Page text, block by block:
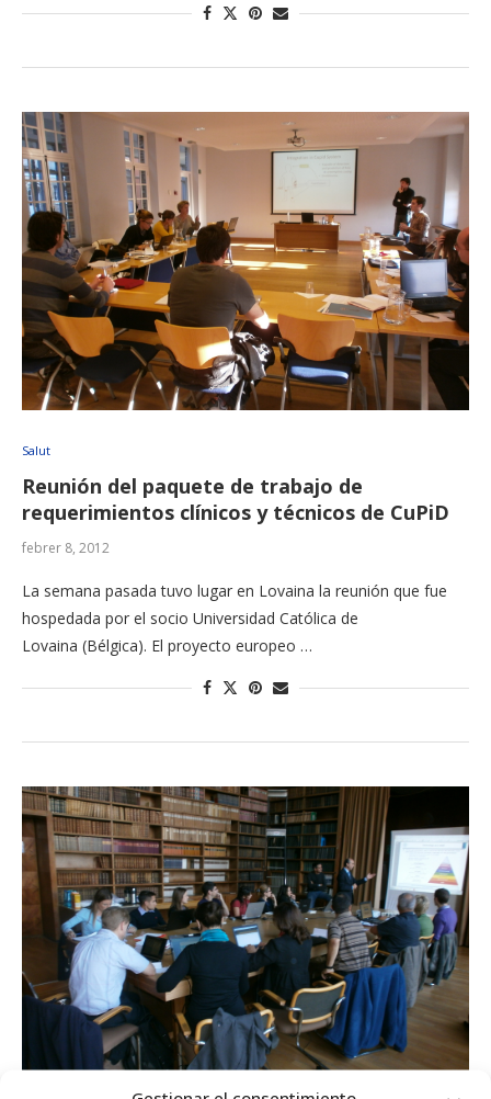
Salut
Reunión del paquete de trabajo de
requerimientos clínicos y técnicos de CuPiD
febrer 8, 2012
La semana pasada tuvo lugar en Lovaina la reunión que fue
hospedada por el socio Universidad Católica de
Lovaina (Bélgica). El proyecto europeo …